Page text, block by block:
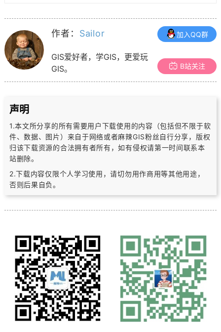
作者： Sailor
GIS爱好者，学GIS，更爱玩
GIS。
加入QQ群
B站关注
声明
1.本文所分享的所有需要用户下载使用的内容（包括但不限于软
件、数据、图片） 来自于网络或者麻辣GIS粉丝自行分享，版权
归该下载资源的合法拥有者所有，如有侵权请第一时间联系本
站删除。
2.下载内容仅限个人学习使用，请切勿用作商用等其他用途，
否则后果自负。